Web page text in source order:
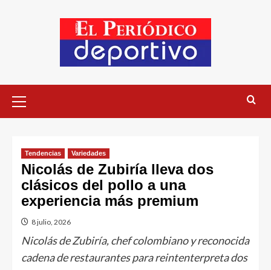
Tendencias Variedades
Nicolás de Zubiría lleva dos
clásicos del pollo a una
experiencia más premium
8 julio, 2026
Nicolás de Zubiría, chef colombiano y reconocida
cadena de restaurantes para reintenterpreta dos